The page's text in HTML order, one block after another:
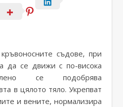
да се движи с по-висока
се подобрява
в цялото тяло. Укрепват
и вените, нормализира